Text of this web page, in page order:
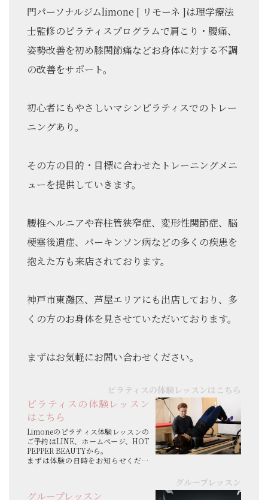
門パーソナルジムlimone [ リモーネ ]は理学療法
士監修のピラティスプログラムで肩こり・腰痛、
姿勢改善を初め膝関節痛などお身体に対する不調
の改善をサポート。
初心者にもやさしいマシンピラティスでのトレー
ニングあり。
その方の目的・目標に合わせたトレーニングメニ
ューを提供していきます。
腰椎ヘルニアや脊柱管狭窄症、変形性関節症、脳
梗塞後遺症、パーキンソン病などの多くの疾患を
抱えた方も来店されております。
神戸市東灘区、芦屋エリアにも出店しており、多
くの方のお身体を見させていただいております。
まずはお気軽にお問い合わせください。
ピラティスの体験レッスンはこちら
ピラティスの体験レッスン
はこちら
Limoneのピラティス体験レッスンの
ご予約はLINE、ホームページ、HOT
PEPPER BEAUTYから。
まずは体験の日時をお知らせくださ
グループレッスン
グループレッスン